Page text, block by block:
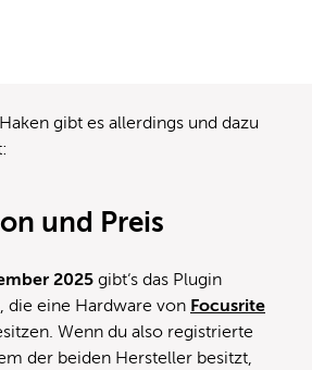
gibt es allerdings und dazu
und Preis
2025 gibt‘s das Plugin
die eine Hardware von Focusrite
Wenn du also registrierte
der beiden Hersteller besitzt,